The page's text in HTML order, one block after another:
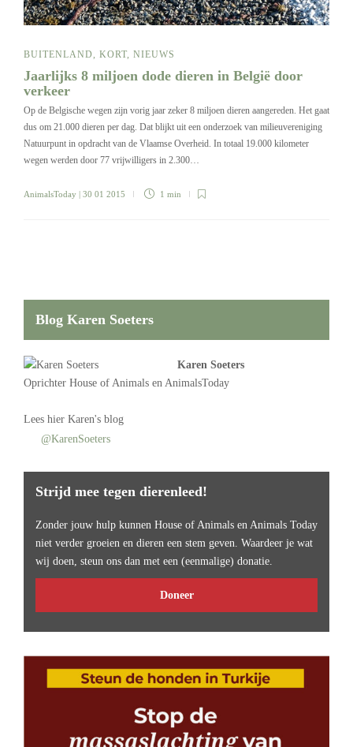
BUITENLAND, KORT, NIEUWS
Jaarlijks 8 miljoen dode dieren in België door
verkeer
Op de Belgische wegen zijn vorig jaar zeker 8 miljoen dieren aangereden. Het gaat
dus om 21.000 dieren per dag. Dat blijkt uit een onderzoek van milieuvereniging
Natuurpunt in opdracht van de Vlaamse Overheid. In totaal 19.000 kilometer
wegen werden door 77 vrijwilligers in 2.300…
AnimalsToday | 30 01 2015 1 min
Blog Karen Soeters
Karen Soeters
Oprichter House of Animals en AnimalsToday
Lees hier Karen's blog
@KarenSoeters
Strijd mee tegen dierenleed!
Zonder jouw hulp kunnen House of Animals en Animals Today
niet verder groeien en dieren een stem geven. Waardeer je wat
wij doen, steun ons dan met een (eenmalige) donatie.
Doneer